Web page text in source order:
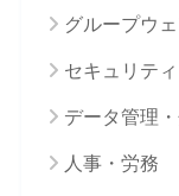
グループウ
セキュリティ
データ管理
人事・労務